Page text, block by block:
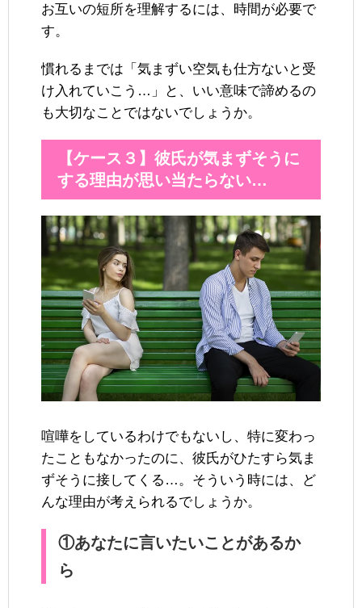
お互いの短所を理解するには、時間が必要で
す。
慣れるまでは「気まずい空気も仕方ないと受
け入れていこう…」と、いい意味で諦めるの
も大切なことではないでしょうか。
【ケース３】彼氏が気まずそうに
する理由が思い当たらない…
喧嘩をしているわけでもないし、特に変わっ
たこともなかったのに、彼氏がひたすら気ま
ずそうに接してくる…。そういう時には、ど
んな理由が考えられるでしょうか。
①あなたに言いたいことがあるか
ら